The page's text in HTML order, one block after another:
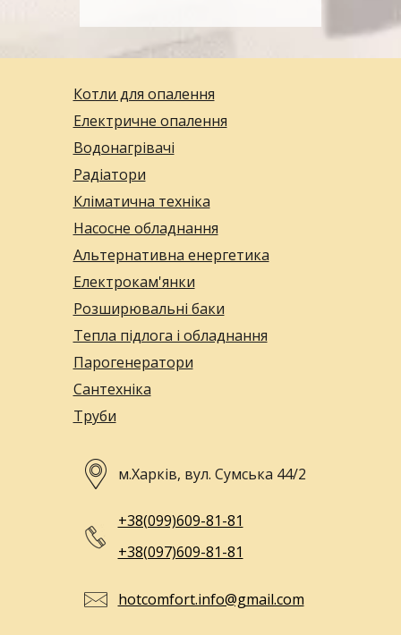
Котли для опалення
Електричне опалення
Водонагрівачі
Радіатори
Кліматична техніка
Насосне обладнання
Альтернативна енергетика
Електрокам'янки
Розширювальні баки
Тепла підлога і обладнання
Парогенератори
Сантехніка
Труби
м.Харків, вул. Сумська 44/2
+38(099)609-81-81
+38(097)609-81-81
hotcomfort.info@gmail.com